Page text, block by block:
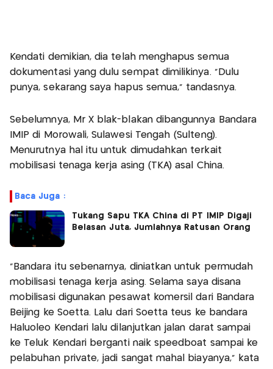
Kendati demikian, dia telah menghapus semua
dokumentasi yang dulu sempat dimilikinya. "Dulu
punya, sekarang saya hapus semua," tandasnya.
Sebelumnya, Mr X blak-blakan dibangunnya Bandara
IMIP di Morowali, Sulawesi Tengah (Sulteng).
Menurutnya hal itu untuk dimudahkan terkait
mobilisasi tenaga kerja asing (TKA) asal China.
Baca Juga :
Tukang Sapu TKA China di PT IMIP Digaji
Belasan Juta, Jumlahnya Ratusan Orang
"Bandara itu sebenarnya, diniatkan untuk permudah
mobilisasi tenaga kerja asing. Selama saya disana
mobilisasi digunakan pesawat komersil dari Bandara
Beijing ke Soetta. Lalu dari Soetta teus ke bandara
Haluoleo Kendari lalu dilanjutkan jalan darat sampai
ke Teluk Kendari berganti naik speedboat sampai ke
pelabuhan private, jadi sangat mahal biayanya," kata